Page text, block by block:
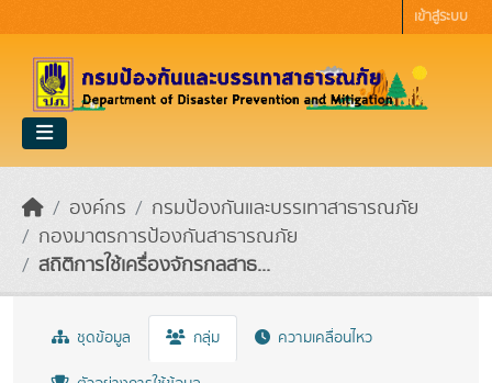
เข้าสู่ระบบ
องค์กร
กรมป้องกันและบรรเทาสาธารณภัย
กองมาตรการป้องกันสาธารณภัย
สถิติการใช้เครื่องจักรกลสาธ...
ชุดข้อมูล กลุ่ม ความเคลื่อนไหว